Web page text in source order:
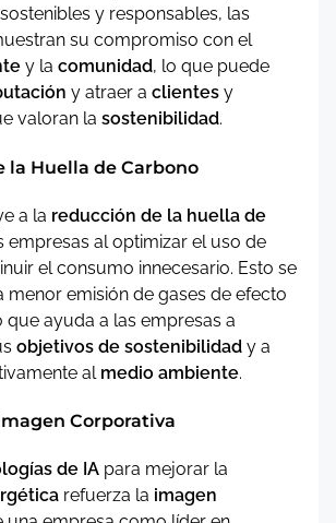
y responsables, las
su compromiso con el
y la comunidad, lo que puede
y atraer a clientes y
valoran la sostenibilidad.
la Huella de Carbono
a la reducción de la huella de
empresas al optimizar el uso de
el consumo innecesario. Esto se
menor emisión de gases de efecto
que ayuda a las empresas a
objetivos de sostenibilidad y a
al medio ambiente.
Corporativa
de IA para mejorar la
refuerza la imagen